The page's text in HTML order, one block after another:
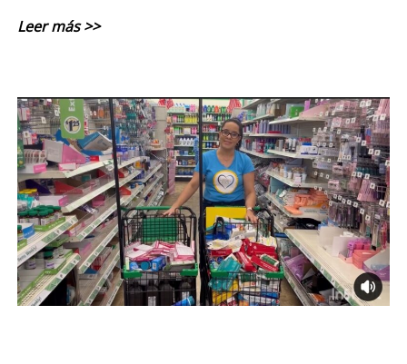
Leer más >>